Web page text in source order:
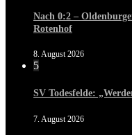
Nach 0:2 –
Rotenhof
8. August 2026
5
SV Todesfelde:
7. August 2026